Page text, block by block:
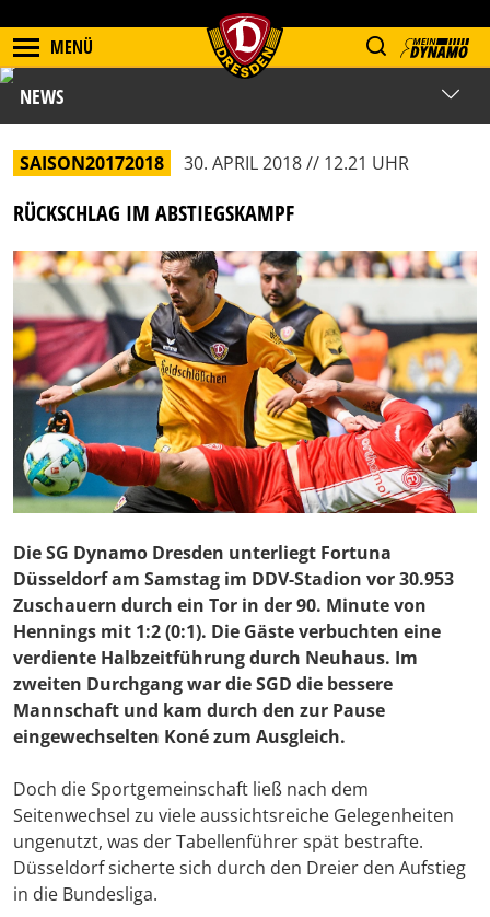
MENÜ
NEWS
SAISON20172018 30. APRIL 2018 // 12.21 UHR
RÜCKSCHLAG IM ABSTIEGSKAMPF
Die SG Dynamo Dresden unterliegt Fortuna
Düsseldorf am Samstag im DDV-Stadion vor 30.953
Zuschauern durch ein Tor in der 90. Minute von
Hennings mit 1:2 (0:1). Die Gäste verbuchten eine
verdiente Halbzeitführung durch Neuhaus. Im
zweiten Durchgang war die SGD die bessere
Mannschaft und kam durch den zur Pause
eingewechselten Koné zum Ausgleich.
Doch die Sportgemeinschaft ließ nach dem
Seitenwechsel zu viele aussichtsreiche Gelegenheiten
ungenutzt, was der Tabellenführer spät bestrafte.
Düsseldorf sicherte sich durch den Dreier den Aufstieg
in die Bundesliga.